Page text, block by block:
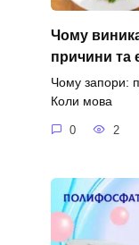
Чому
причини та
Чому запори:
Коли мова
0 2